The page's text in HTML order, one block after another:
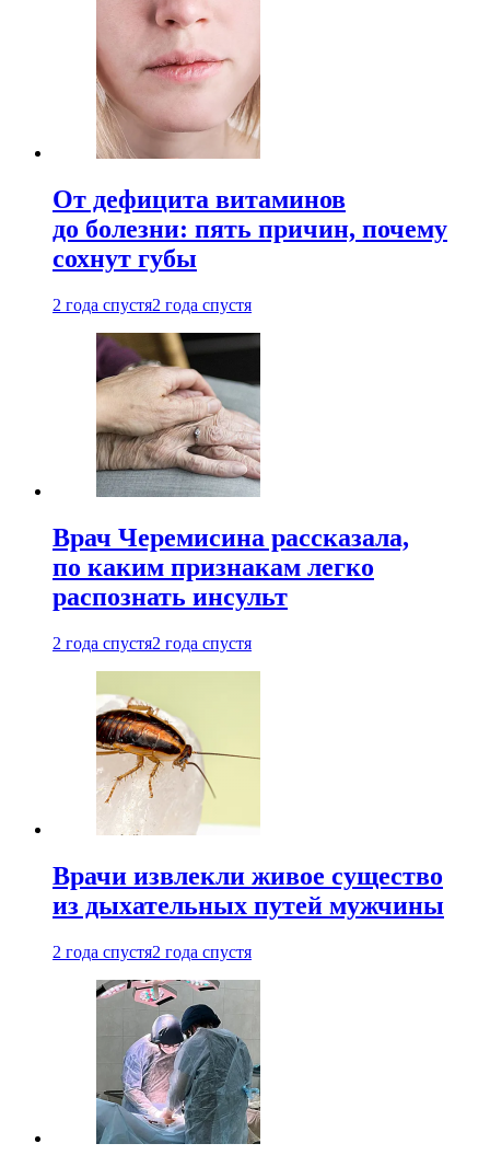
От дефицита витаминов
до болезни: пять причин, почему
сохнут губы
2 года спустя2 года спустя
Врач Черемисина рассказала,
по каким признакам легко
распознать инсульт
2 года спустя2 года спустя
Врачи извлекли живое существо
из дыхательных путей мужчины
2 года спустя2 года спустя